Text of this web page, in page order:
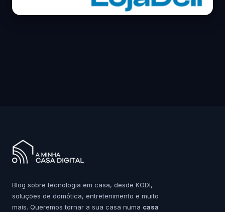
Blog sobre tecnologia em casa, desde KODI,
soluções de domótica, entretenimento e muito
mais. Queremos tornar a sua casa numa casa